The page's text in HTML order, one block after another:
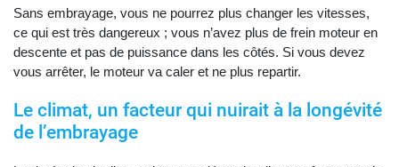
Sans embrayage, vous ne pourrez plus changer les vitesses,
ce qui est très dangereux ; vous n’avez plus de frein moteur en
descente et pas de puissance dans les côtés. Si vous devez
vous arrêter, le moteur va caler et ne plus repartir.
Le climat, un facteur qui nuirait à la longévité
de l’embrayage